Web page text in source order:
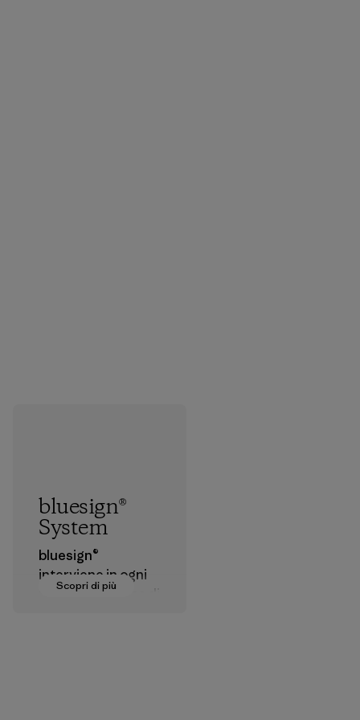
Scopri di più
bluesign®
System
bluesign®
interviene in ogni
fase della catena di